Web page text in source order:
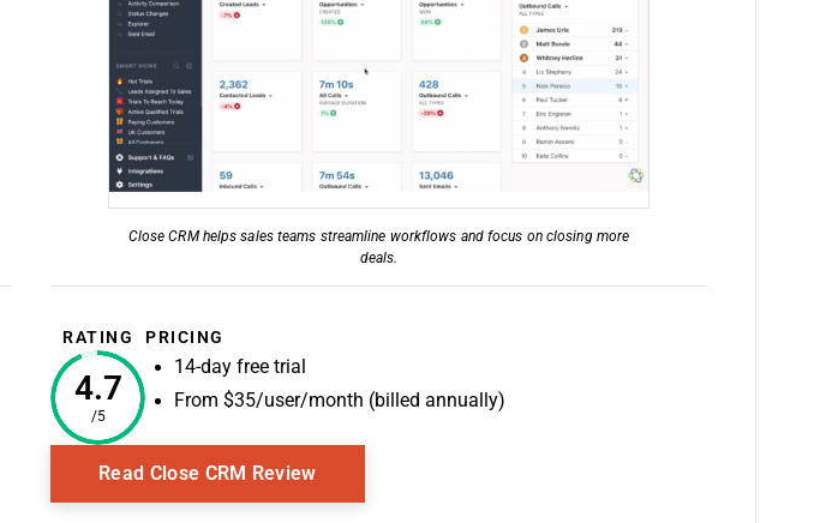
Close CRM helps sales teams streamline workflows and focus on closing more
deals.
RATING
4.7
/5
PRICING
14-day free trial
From $35/user/month (billed annually)
Read Close CRM ReviewOpens New Window